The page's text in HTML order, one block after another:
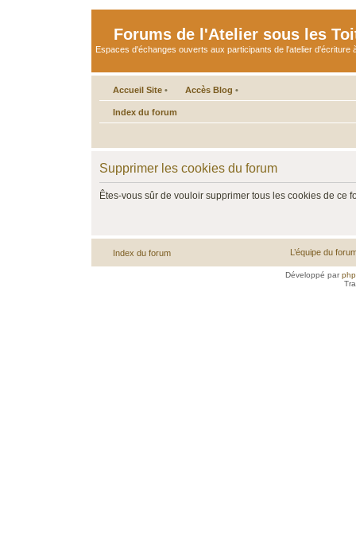
Forums de l'Atelier sous les
Espaces d'échanges ouverts aux participants de l'atelier d'écriture
Accueil Site • Accès Blog •
Index du forum
Supprimer les cookies du forum
Êtes-vous sûr de vouloir supprimer tous les cookies de ce
Index du forum L’équipe du
Développé par